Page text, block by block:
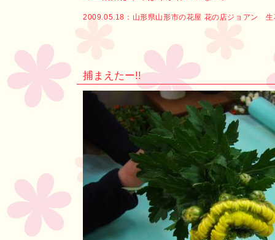
2009.05.18： 山形県山形市の花屋 花の店ジョアン
捕まえたー!!